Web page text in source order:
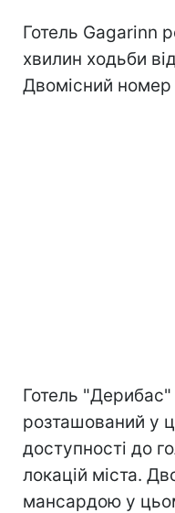
Готель Gagarinn
хвилин ходьби
Двомісний
Готель
розташований у
доступності до
локацій міста.
мансардою у